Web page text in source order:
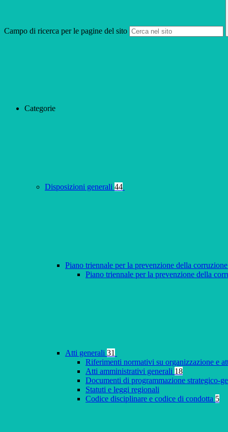
Campo di ricerca per le pagine del sito
Categorie
Disposizioni generali 44
Piano triennale per la prevenzione della
Piano triennale per la prevenzione della
Atti generali 31
Riferimenti normativi su organizzazione e
Atti amministrativi generali 18
Documenti di programmazione strategico-
Statuti e leggi regionali
Codice disciplinare e codice di condotta 5